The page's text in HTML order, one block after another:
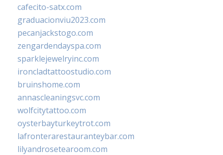
cafecito-satx.com
graduacionviu2023.com
pecanjackstogo.com
zengardendayspa.com
sparklejewelryinc.com
ironcladtattoostudio.com
bruinshome.com
annascleaningsvc.com
wolfcitytattoo.com
oysterbayturkeytrot.com
lafronterarestauranteybar.com
lilyandrosetearoom.com